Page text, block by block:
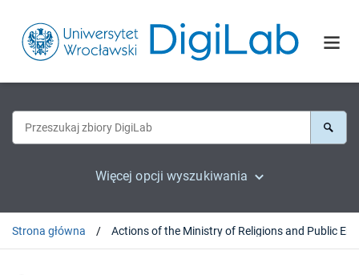
Więcej opcji wyszukiwania
Strona główna